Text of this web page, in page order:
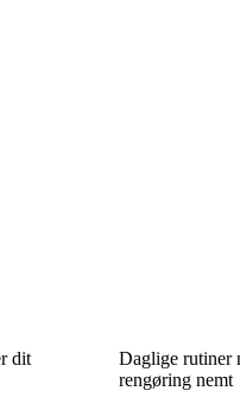
dit
Daglige rutiner
rengøring nemt